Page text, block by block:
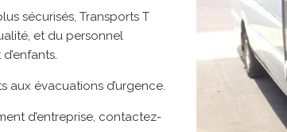
sécurisés, Transports T
et du personnel
aux évacuations d’urgence.
d’entreprise, contactez-